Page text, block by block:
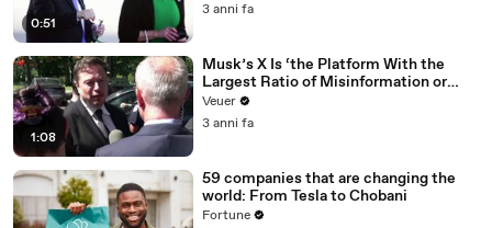
0:51
3 anni fa
1:08
Musk’s X Is ‘the Platform With the
Largest Ratio of Misinformation or
Disinformation’ Amongst All Social
Media Platforms
Veuer
3 anni fa
59 companies that are changing the
world: From Tesla to Chobani
Fortune